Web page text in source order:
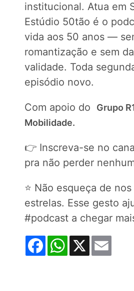
institucional. Atua em
Estúdio 50tão é o
vida aos 50 anos —
romantização e sem
validade. Toda
episódio novo.
Com apoio do Grupo
Mobilidade.
👉 Inscreva-se no
pra não perder
⭐️ Não esqueça de
estrelas. Esse gesto
#podcast a chegar
FacebookWhatsApp
X